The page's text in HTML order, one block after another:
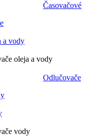
Časovačové
a vody
oleja a vody
Odlučovače
vody